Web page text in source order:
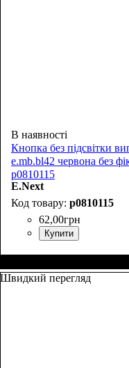
В наявності
Кнопка без підсвітки
e.mb.bl42 червона без
p0810115
E.Next
p0810115
62,00грн
Купити
Швидкий перегляд